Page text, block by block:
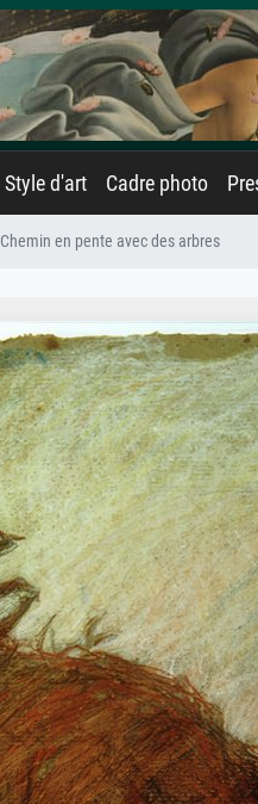
Style d'art Cadre photo
Chemin en pente avec des arbres